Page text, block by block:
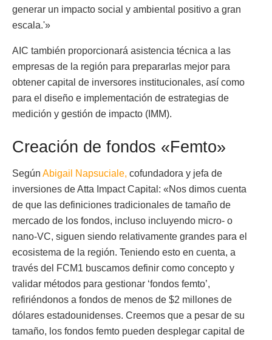
generar un impacto social y ambiental positivo a gran
escala.'»
AIC también proporcionará asistencia técnica a las
empresas de la región para prepararlas mejor para
obtener capital de inversores institucionales, así como
para el diseño e implementación de estrategias de
medición y gestión de impacto (IMM).
Creación de fondos «Femto»
Según Abigail Napsuciale, cofundadora y jefa de
inversiones de Atta Impact Capital: «Nos dimos cuenta
de que las definiciones tradicionales de tamaño de
mercado de los fondos, incluso incluyendo micro- o
nano-VC, siguen siendo relativamente grandes para el
ecosistema de la región. Teniendo esto en cuenta, a
través del FCM1 buscamos definir como concepto y
validar métodos para gestionar ‘fondos femto’,
refiriéndonos a fondos de menos de $2 millones de
dólares estadounidenses. Creemos que a pesar de su
tamaño, los fondos femto pueden desplegar capital de